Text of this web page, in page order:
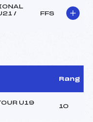
/
FFS
Rang
U19
10